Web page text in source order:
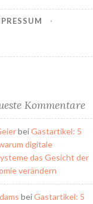
Kommentare
beiGastartikel: 5
digitale
das Gesicht der
verändern
beiGastartikel: 5